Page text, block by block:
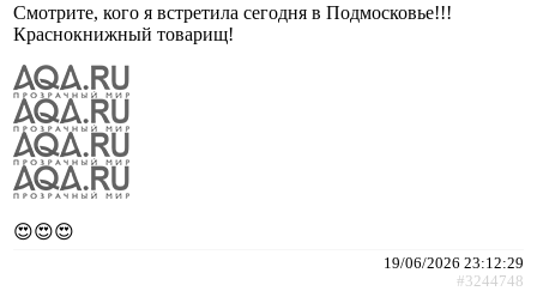
Смотрите, кого я встретила сегодня в Подмосковье!!!
Краснокнижный товарищ!
😍😍😍
19/06/2026 23:12:29
#3244748